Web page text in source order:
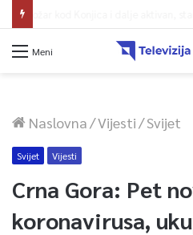
Meni
Naslovna/Vijesti/Svijet
Svijet Vijesti
Crna Gora: Pet
koronavirusa,